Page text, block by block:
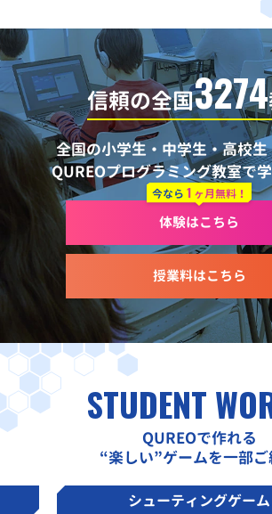
信頼の全国3274
全国の小学生・中学生・高校
QUREOプログラミング教室で
授業料はこちら
今なら 1 ヶ月無料！
体験はこちら
STUDENT
QUREOで作れる
“楽しい”ゲームを一部ご
シューティングゲーム